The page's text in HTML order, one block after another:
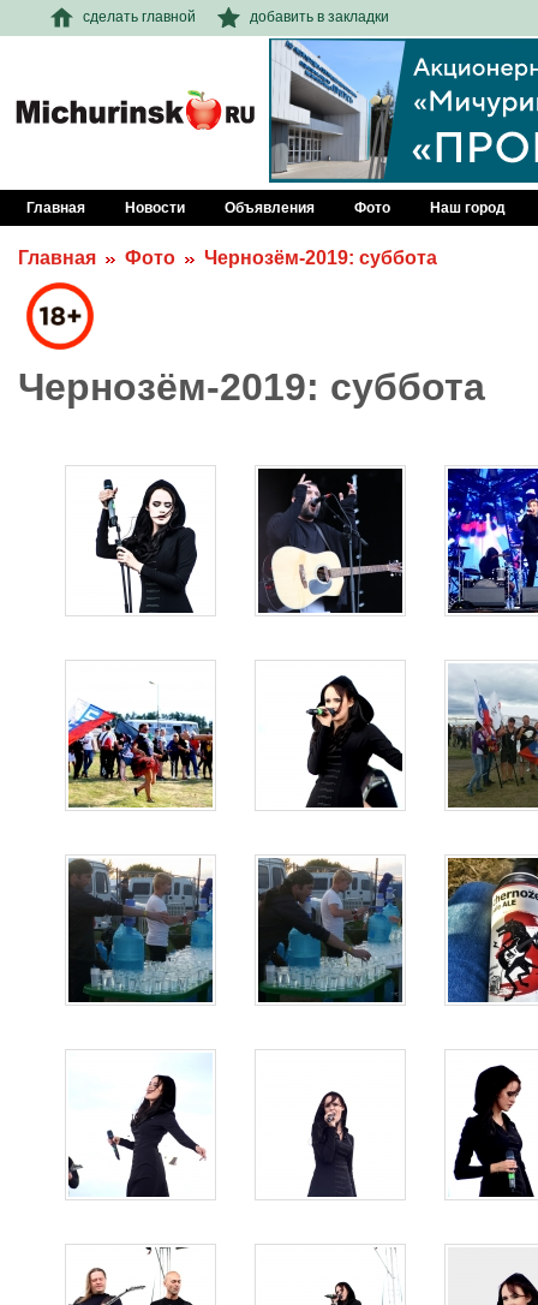
сделать главной добавить в закладки
Главная Новости Объявления Фото Наш город
Главная Фото Чернозём-2019: суббота
Чернозём-2019: суббота